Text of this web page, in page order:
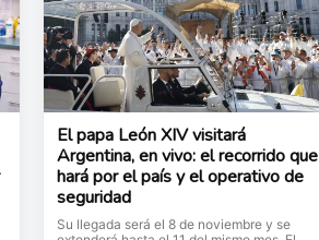
El papa León XIV visitará
Argentina, en vivo: el recorrido que
hará por el país y el operativo de
seguridad
Su llegada será el 8 de noviembre y se